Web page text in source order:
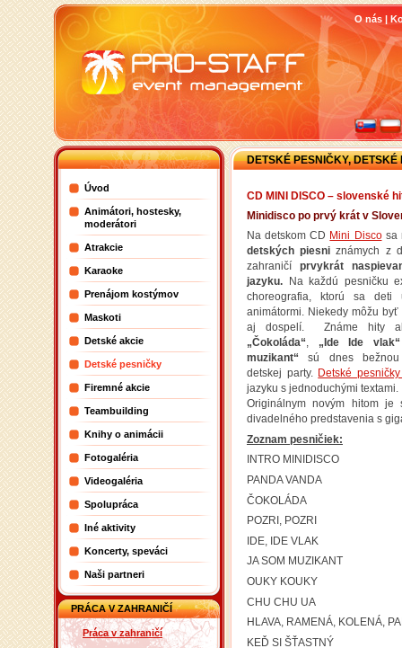
O nás |
DETSKÉ PESNIČKY, DETSKÉ
CD MINI DISCO – slovenské
Minidisco po prvý krát v
Na detskom CD Mini Discosa
detských piesni známych z
zahraničí prvykrát
jazyku. Na každú pesničku
choreografia, ktorú sa
animátormi. Niekedy môžu
aj dospelí. Známe hity
„Čokoláda“, „Ide Ide vlak“
muzikant“ sú dnes
detskej party. Detské
jazyku s jednoduchými textami.
Originálnym novým hitom
divadelného predstavenia s
Zoznam pesničiek:
INTRO MINIDISCO
PANDA VANDA
ČOKOLÁDA
POZRI, POZRI
IDE, IDE VLAK
JA SOM MUZIKANT
OUKY KOUKY
CHU CHU UA
HLAVA, RAMENÁ, KOLENÁ,
KEĎ SI ŠŤASTNÝ
Úvod
Animátori, hostesky,
moderátori
Atrakcie
Karaoke
Prenájom kostýmov
Maskoti
Detské akcie
Detské pesničky
Firemné akcie
Teambuilding
Knihy o animácii
Fotogaléria
Videogaléria
Spolupráca
Iné aktivity
Koncerty, speváci
Naši partneri
PRÁCA V ZAHRANIČÍ
Práca v zahraničí